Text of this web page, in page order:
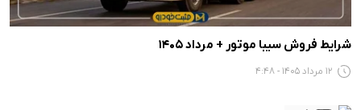
شرایط فروش سیبا موتور + مرداد 1405
12 مرداد 1405 - 4:48